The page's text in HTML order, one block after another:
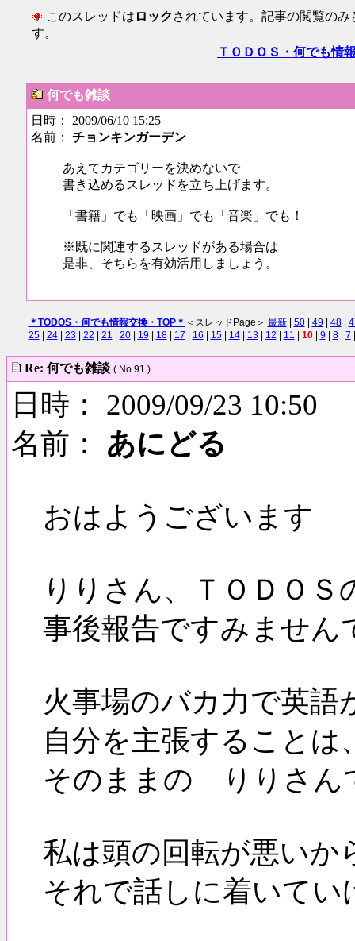
このスレッドは ロック されています。記事の閲覧のみ
す。
ＴＯＤＯＳ・何でも情
何でも雑談
日時： 2009/06/10 15:25
名前： チョンキンガーデン
あえてカテゴリーを決めないで
書き込めるスレッドを立ち上げます。
「書籍」でも「映画」でも「音楽」でも！
※既に関連するスレッドがある場合は
是非、そちらを有効活用しましょう。
＊TODOS・何でも情報交換・TOP＊ ＜スレッドPage＞ 最新| 50| 49 48|
25| 24| 23 22 21 20| 19 18| 17 16 15| 14| 13 12 11 10| 9 8| 7
Re: 何でも雑談 ( No.91 )
日時： 2009/09/23 10:50
名前： あにどる
おはようございます
りりさん、ＴＯＤＯ
事後報告ですみません
火事場のバカ力で英
自分を主張すること
そのままの りりさん
私は頭の回転が悪いか
それで話しに着いて